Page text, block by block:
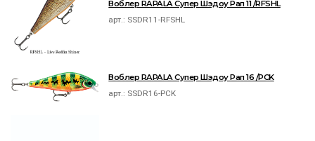
Воблер RAPALA Супер Шэдоу Рап 11 /RFSHL
арт.: SSDR11-RFSHL
Воблер RAPALA Супер Шэдоу Рап 16 /PCK
арт.: SSDR16-PCK